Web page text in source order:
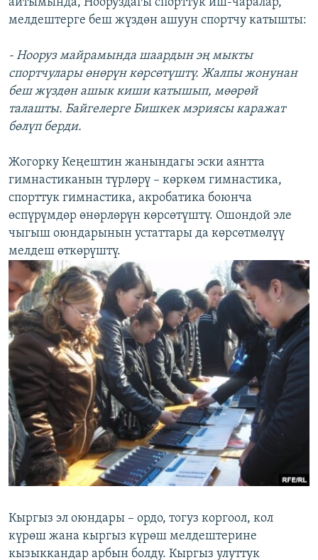
айтымында, Нооруздагы спорттук иш-чаралар,
мелдештерге беш жүздөн ашуун спортчу катышты:
- Нооруз майрамында шаардын эң мыкты
спортчулары өнөрүн көрсөтүштү. Жалпы жонунан
беш жүздөн ашык киши катышып, мөөрөй
талашты. Байгелерге Бишкек мэриясы каражат
бөлүп берди.
Жогорку Кеңештин жанындагы эски аянтта
гимнастиканын түрлөрү – көркөм гимнастика,
спорттук гимнастика, акробатика боюнча
өспүрүмдөр өнөрлөрүн көрсөтүштү. Ошондой эле
чыгыш оюндарынын устаттары да көрсөтмөлүү
мелдеш өткөрүштү.
Кыргыз эл оюндары – ордо, тогуз коргоол, кол
күрөш жана кыргыз күрөш мелдештерине
кызыккандар арбын болду. Кыргыз улуттук